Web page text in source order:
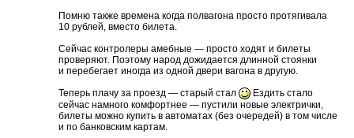
Помню также времена когда полвагона просто протягивала
10 рублей, вместо билета.
Сейчас контролеры амебные — просто ходят и билеты
проверяют. Поэтому народ дожидается длинной стоянки
и перебегает иногда из одной двери вагона в другую.
Теперь плачу за проезд — старый стал
Ездить стало
сейчас намного комфортнее — пустили новые электрички,
билеты можно купить в автоматах (без очередей) в том числе
и по банковским картам.